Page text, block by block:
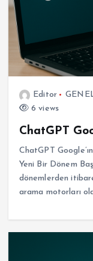
Editor
6 views
ChatGPT
ChatGPT
Yeni Bir Dönem
dönemlerden
arama motorları